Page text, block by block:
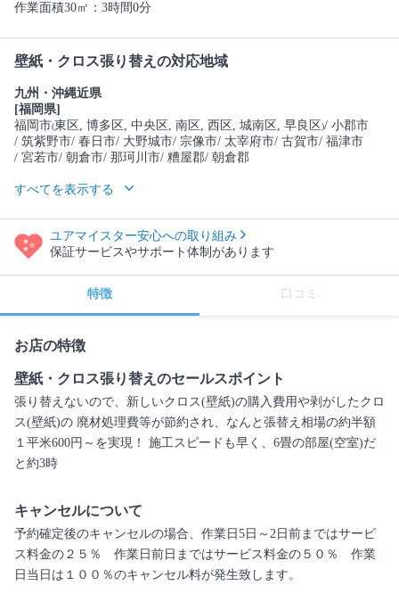
作業面積30㎡：3時間0分
壁紙・クロス張り替えの対応地域
九州・沖縄近県
[福岡県]
福岡市(東区 , 博多区 , 中央区 , 南区 , 西区 , 城南区 , 早良区)/ 小郡市
/ 筑紫野市/ 春日市/ 大野城市/ 宗像市/ 太宰府市/ 古賀市/ 福津市
/ 宮若市/ 朝倉市/ 那珂川市/ 糟屋郡/ 朝倉郡
すべてを表示する
ユアマイスター安心への取り組み
保証サービスやサポート体制があります
特徴 口コミ
お店の特徴
壁紙・クロス張り替えのセールスポイント
張り替えないので、新しいクロス(壁紙)の購入費用や剥がしたクロ
ス(壁紙)の 廃材処理費等が節約され、なんと張替え相場の約半額
１平米600円～を実現！ 施工スピードも早く、6畳の部屋(空室)だ
と約3時
キャンセルについて
予約確定後のキャンセルの場合、作業日5日～2日前まではサービ
ス料金の２５％ 作業日前日まではサービス料金の５０％ 作業
日当日は１００％のキャンセル料が発生致します。